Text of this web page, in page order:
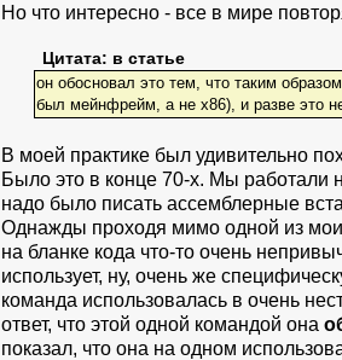
Но что интересно - все в мире
Цитата: в статье
он обосновал это тем, что таким
был мейнфрейм, а не x86), и разве это
В моей практике был удивительно
Было это в конце 70-х. Мы работали
надо было писать ассемблерные
Однажды проходя мимо одной из
на бланке кода что-то очень
использует, ну, очень же
команда использовалась в очень
ответ, что этой одной командой она
показал, что она на одном